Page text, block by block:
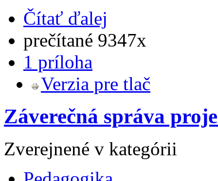
Čítať ďalej
prečítané 9347x
1 príloha
Verzia pre tlač
Záverečná správa
Zverejnené v kategórii